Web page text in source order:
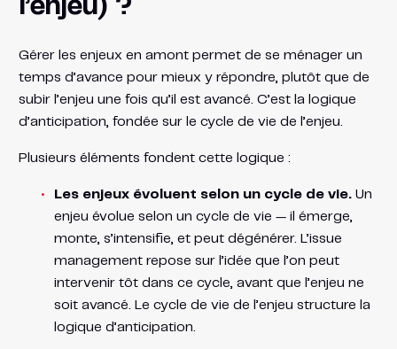
l’enjeu) ?
Gérer les enjeux en amont permet de se ménager un
temps d’avance pour mieux y répondre, plutôt que de
subir l’enjeu une fois qu’il est avancé. C’est la logique
d’anticipation, fondée sur le cycle de vie de l’enjeu.
Plusieurs éléments fondent cette logique :
Les enjeux évoluent selon un cycle de vie.Un
enjeu évolue selon un cycle de vie — il émerge,
monte, s’intensifie, et peut dégénérer. L’issue
management repose sur l’idée que l’on peut
intervenir tôt dans ce cycle, avant que l’enjeu ne
soit avancé. Le cycle de vie de l’enjeu structure la
logique d’anticipation.